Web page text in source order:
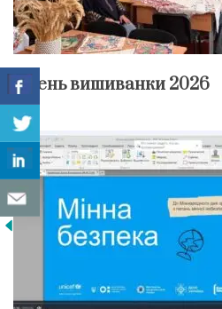
День вишиванки 2026